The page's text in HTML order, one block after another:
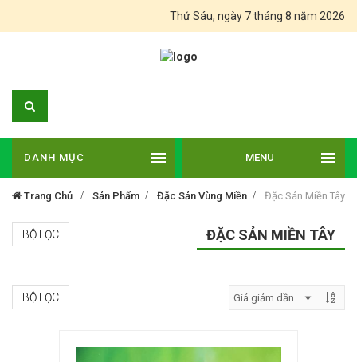
Thứ Sáu, ngày 7 tháng 8 năm 2026
DANH MỤC MENU
Trang Chủ Sản Phẩm Đặc Sản Vùng Miền Đặc Sản Miền Tây
BỘ LỌC ĐẶC SẢN MIỀN TÂY
BỘ LỌC